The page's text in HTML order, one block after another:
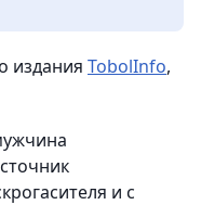
издания TobolInfo,
и с